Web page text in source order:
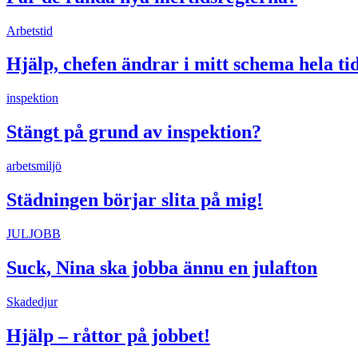
Arbetstid
Hjälp, chefen ändrar i mitt schema hela
inspektion
Stängt på grund av inspektion?
arbetsmiljö
Städningen börjar slita på mig!
JULJOBB
Suck, Nina ska jobba ännu en julafton
Skadedjur
Hjälp – råttor på jobbet!